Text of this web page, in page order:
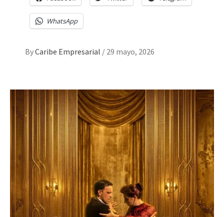
WhatsApp
ByCaribe Empresarial / 29 mayo, 2026